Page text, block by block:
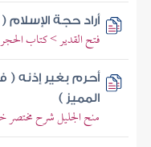
أراد حجة الإسلام
فتح القدير > كتاب
أحرم بغير إذنه (
المميز )
منح الجليل شرح مختصر